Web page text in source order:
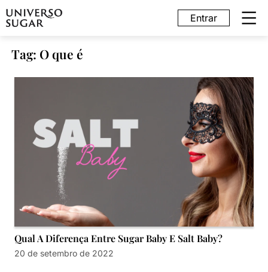
Entrar
Tag: O que é
Qual A Diferença Entre Sugar Baby E Salt Baby?
20 de setembro de 2022